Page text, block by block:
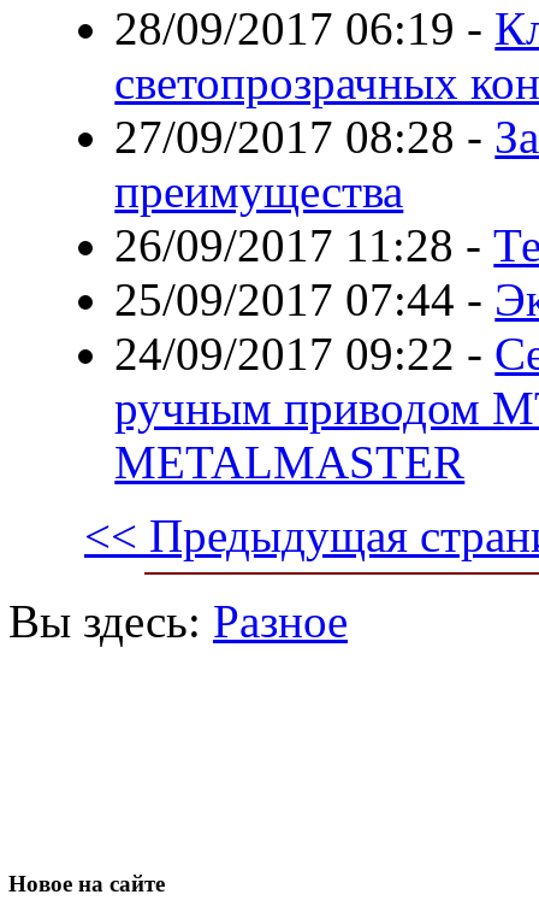
28/09/2017 06:19 -
светопрозрачных
27/09/2017 08:28 -
преимущества
26/09/2017 11:28 -
25/09/2017 07:44 -
24/09/2017 09:22 -
ручным приводом
METALMASTER
<< Предыдущая
Вы здесь: Разное
Новое на сайте